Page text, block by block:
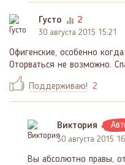
Густо 2
30 августа 2015 15:21
Офигенские, особенно
Оторваться не возможно.
Поддерживаю! 2
Виктория
30 августа 2015
Вы абсолютно правы,